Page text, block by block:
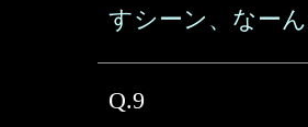
すシーン、なーん
Q.9